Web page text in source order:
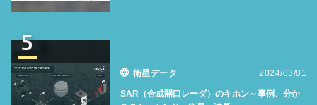
5
衛星データ 2024/03/01
SAR（合成開口レーダ）のキホン～事例、分か